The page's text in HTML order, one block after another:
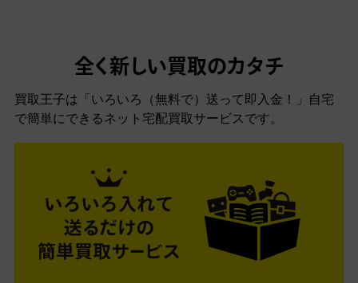
全く新しい買取のカタチ
買取王子は「いろいろ（無料で）送って即入金！」自宅
で簡単にできるネット宅配買取サービスです。